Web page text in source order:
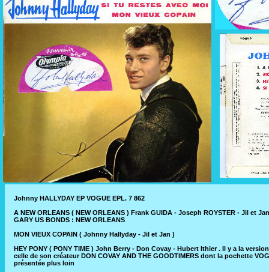
Johnny HALLYDAY EP VOGUE EPL. 7 862
A NEW ORLEANS ( NEW ORLEANS ) Frank GUIDA - Joseph ROYSTER - Jil et
GARY US BONDS : NEW ORLEANS
MON VIEUX COPAIN ( Johnny Hallyday - Jil et Jan )
HEY PONY ( PONY TIME ) John Berry - Don Covay - Hubert Ithier . Il y a la
celle de son créateur DON COVAY AND THE GOODTIMERS dont la pochette
présentée plus loin